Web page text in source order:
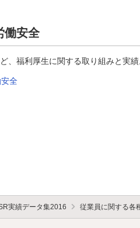
働安全
、福利厚生に関する取り組みと実
全
実績データ集2016 従業員に関する各